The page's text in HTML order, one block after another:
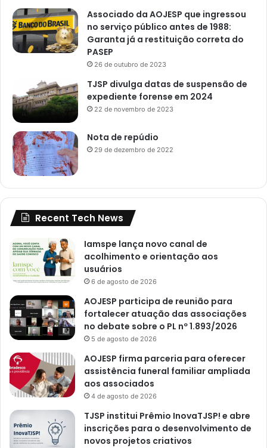
Associado da AOJESP que ingressou
no serviço público antes de 1988:
Garanta já a restituição correta do
PASEP
26 de outubro de 2023
TJSP divulga datas de suspensão de
expediente forense em 2024
22 de novembro de 2023
Nota de repúdio
29 de dezembro de 2022
Recent Tech News
Iamspe lança novo canal de
acolhimento e orientação aos
usuários
6 de agosto de 2026
AOJESP participa de reunião para
fortalecer atuação das associações
no debate sobre o PL nº 1.893/2026
5 de agosto de 2026
AOJESP firma parceria para oferecer
assistência funeral familiar ampliada
aos associados
4 de agosto de 2026
TJSP institui Prêmio InovaTJSP! e abre
inscrições para o desenvolvimento de
novos projetos criativos